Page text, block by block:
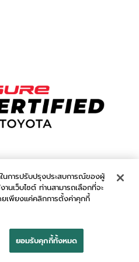
นการปรับปรุงประสบการณ์ของผู้
นเว็บไซต์ ท่านสามารถเลือกที่จะ
เพียงแค่คลิกการตั้งค่าคุกกี้
ยอมรับคุกกี้ทั้งหมด